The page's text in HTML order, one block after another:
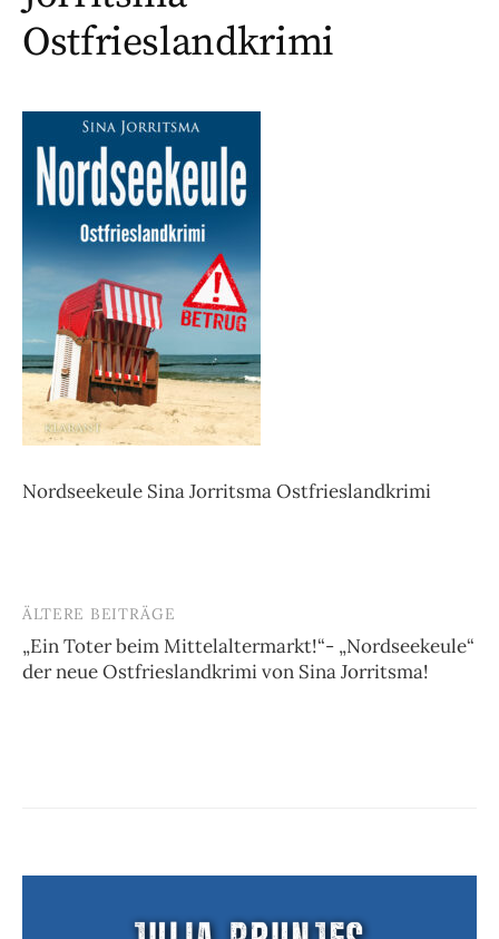
Ostfrieslandkrimi
Nordseekeule Sina Jorritsma Ostfrieslandkrimi
Beitragsnavigation
ÄLTERE BEITRÄGE
„Ein Toter beim Mittelaltermarkt!“- „Nordseekeule“
der neue Ostfrieslandkrimi von Sina Jorritsma!